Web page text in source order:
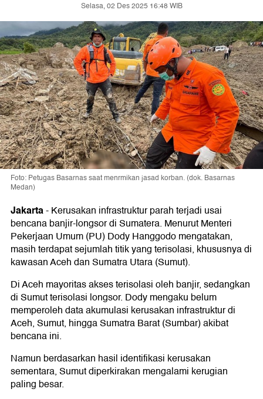
Selasa, 02 Des 2025 16:48 WIB
Foto: Petugas Basarnas saat menrmikan jasad korban. (dok. Basarnas
Medan)
Jakarta-Kerusakan infrastruktur parah terjadi usai
bencana banjir-longsor di Sumatera. Menurut Menteri
Pekerjaan Umum (PU) Dody Hanggodo mengatakan,
masih terdapat sejumlah titik yang terisolasi, khususnya di
kawasan Aceh dan Sumatra Utara (Sumut).
Di Aceh mayoritas akses terisolasi oleh banjir, sedangkan
di Sumut terisolasi longsor. Dody mengaku belum
memperoleh data akumulasi kerusakan infrastruktur di
Aceh, Sumut, hingga Sumatra Barat (Sumbar) akibat
bencana ini.
Namun berdasarkan hasil identifikasi kerusakan
sementara, Sumut diperkirakan mengalami kerugian
paling besar.